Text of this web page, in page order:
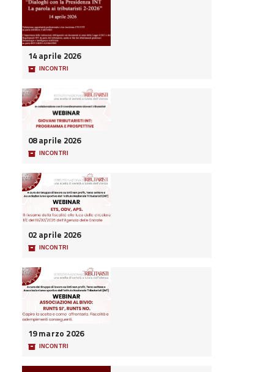
14 aprile 2026
📦 INCONTRI
08 aprile 2026
📦 INCONTRI
02 aprile 2026
📦 INCONTRI
19 marzo 2026
📦 INCONTRI